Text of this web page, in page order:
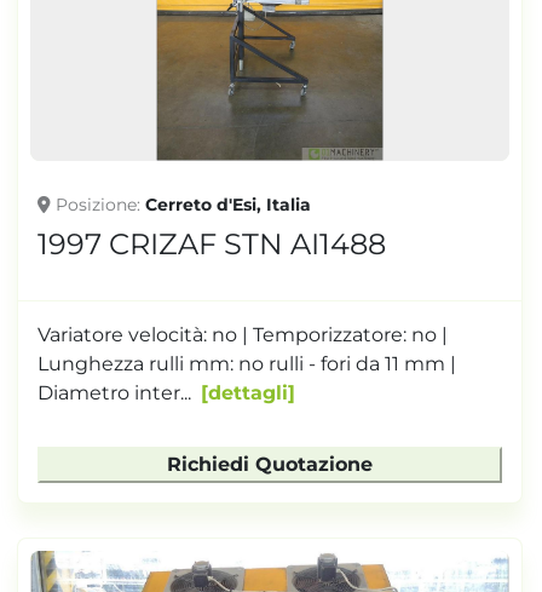
Posizione Cerreto d'Esi, Italia
1997 CRIZAF STN AI1488
Variatore velocità: no | Temporizzatore: no |
Lunghezza rulli mm: no rulli - fori da 11 mm |
Diametro inter...
dettagli
Richiedi Quotazione